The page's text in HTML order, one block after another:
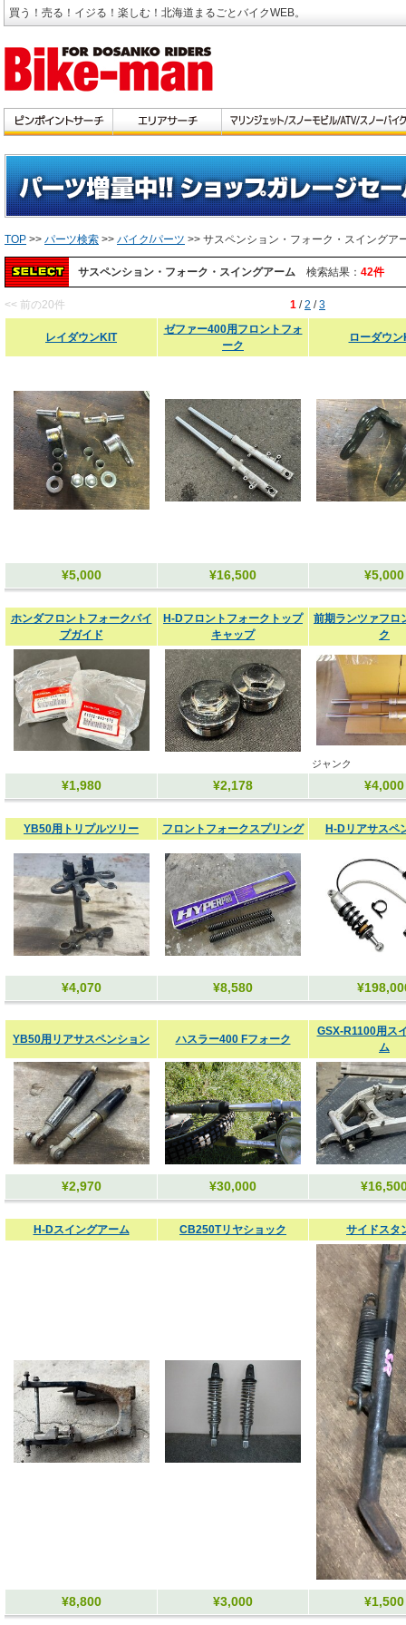
買う！売る！イジる！楽しむ！北海道まるごとバイクWEB。
TOP >> パーツ検索 >> バイク/パーツ >> サスペンション・フォーク・スイングア
サスペンション・フォーク・スイングアーム 検索結果： 42件
<< 前の20件 1 /2 /3
レイダウンKIT
ゼファー400用フロントフォ
ーク
ローダウン
¥5,000 ¥16,500 ¥5,000
ホンダフロントフォークパイ
プガイド
H-Dフロントフォークトップ
キャップ
前期ランツァフロ
ク
ジャンク
¥1,980 ¥2,178 ¥4,000
YB50用トリプルツリー フロントフォークスプリング H-Dリアサスペ
¥4,070 ¥8,580
YB50用リアサスペンション ハスラー400 Fフォーク
GSX-R1100用ス
ム
¥2,970 ¥30,000
H-Dスイングアーム CB250Tリヤショック サイドスタ
¥8,800 ¥3,000 ¥1,500